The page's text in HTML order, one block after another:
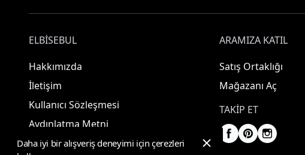
ELBISEBUL
Hakkımızda
İletişim
Kullanıcı Sözleşmesi
Aydınlatma Metni
ARAMIZA KATIL
Satış Ortaklığı
Mağazanı Aç
TAKIP ET
Daha iyi bir alışveriş deneyimi için çerezleri